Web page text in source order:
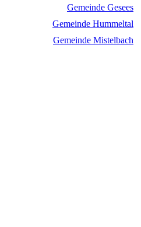
Gemeinde Gesees
Gemeinde Hummeltal
Gemeinde Mistelbach